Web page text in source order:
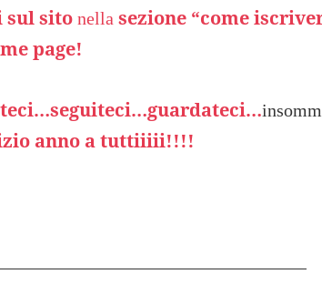
sul sito nellasezione “come
page!
anno a tuttiiiii!!!!